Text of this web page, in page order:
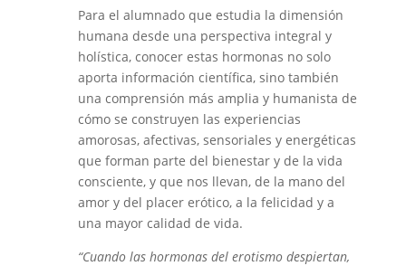
Para el alumnado que estudia la dimensión
humana desde una perspectiva integral y
holística, conocer estas hormonas no solo
aporta información científica, sino también
una comprensión más amplia y humanista de
cómo se construyen las experiencias
amorosas, afectivas, sensoriales y energéticas
que forman parte del bienestar y de la vida
consciente, y que nos llevan, de la mano del
amor y del placer erótico, a la felicidad y a
una mayor calidad de vida.
“Cuando las hormonas del erotismo despiertan,